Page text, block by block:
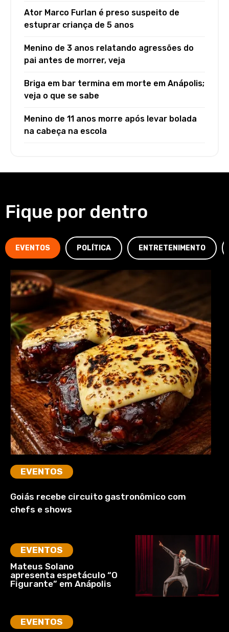
Ator Marco Furlan é preso suspeito de
estuprar criança de 5 anos
Menino de 3 anos relatando agressões do
pai antes de morrer, veja
Briga em bar termina em morte em Anápolis;
veja o que se sabe
Menino de 11 anos morre após levar bolada
na cabeça na escola
Fique por dentro
EVENTOS POLÍTICA ENTRETENIMENTO
EVENTOS
Goiás recebe circuito gastronômico com
chefs e shows
EVENTOS
Mateus Solano
apresenta espetáculo “O
Figurante” em Anápolis
EVENTOS